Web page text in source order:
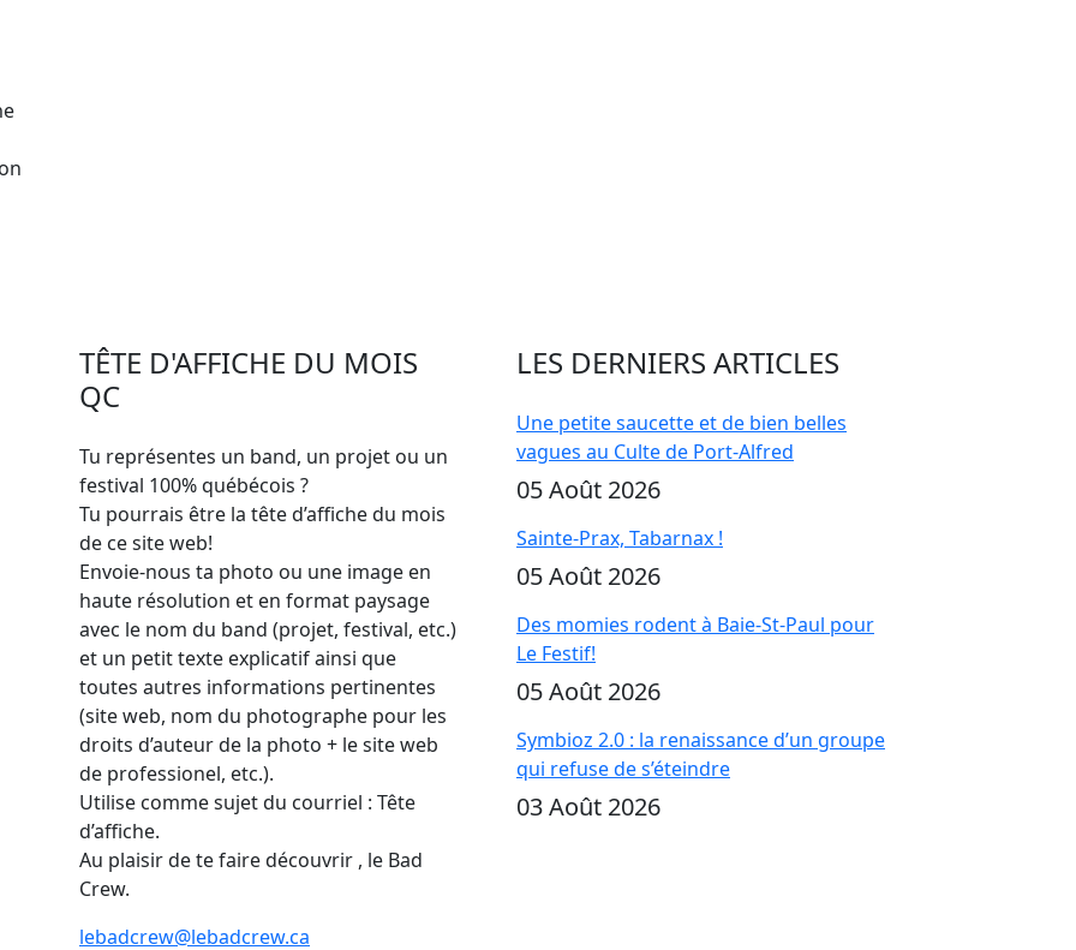
TÊTE D'AFFICHE DU MOIS
QC
Tu représentes un band, un projet ou un
festival 100% québécois ?
Tu pourrais être la tête d’affiche du mois
de ce site web!
Envoie-nous ta photo ou une image en
haute résolution et en format paysage
avec le nom du band (projet, festival, etc.)
et un petit texte explicatif ainsi que
toutes autres informations pertinentes
(site web, nom du photographe pour les
droits d’auteur de la photo + le site web
de professionel, etc.).
Utilise comme sujet du courriel : Tête
d’affiche.
Au plaisir de te faire découvrir , le Bad
Crew.
lebadcrew@lebadcrew.ca
LES DERNIERS ARTICLES
Une petite saucette et de bien belles
vagues au Culte de Port-Alfred
05 Août 2026
Sainte-Prax, Tabarnax !
05 Août 2026
Des momies rodent à Baie-St-Paul pour
Le Festif!
05 Août 2026
Symbioz 2.0 : la renaissance d’un groupe
qui refuse de s’éteindre
03 Août 2026